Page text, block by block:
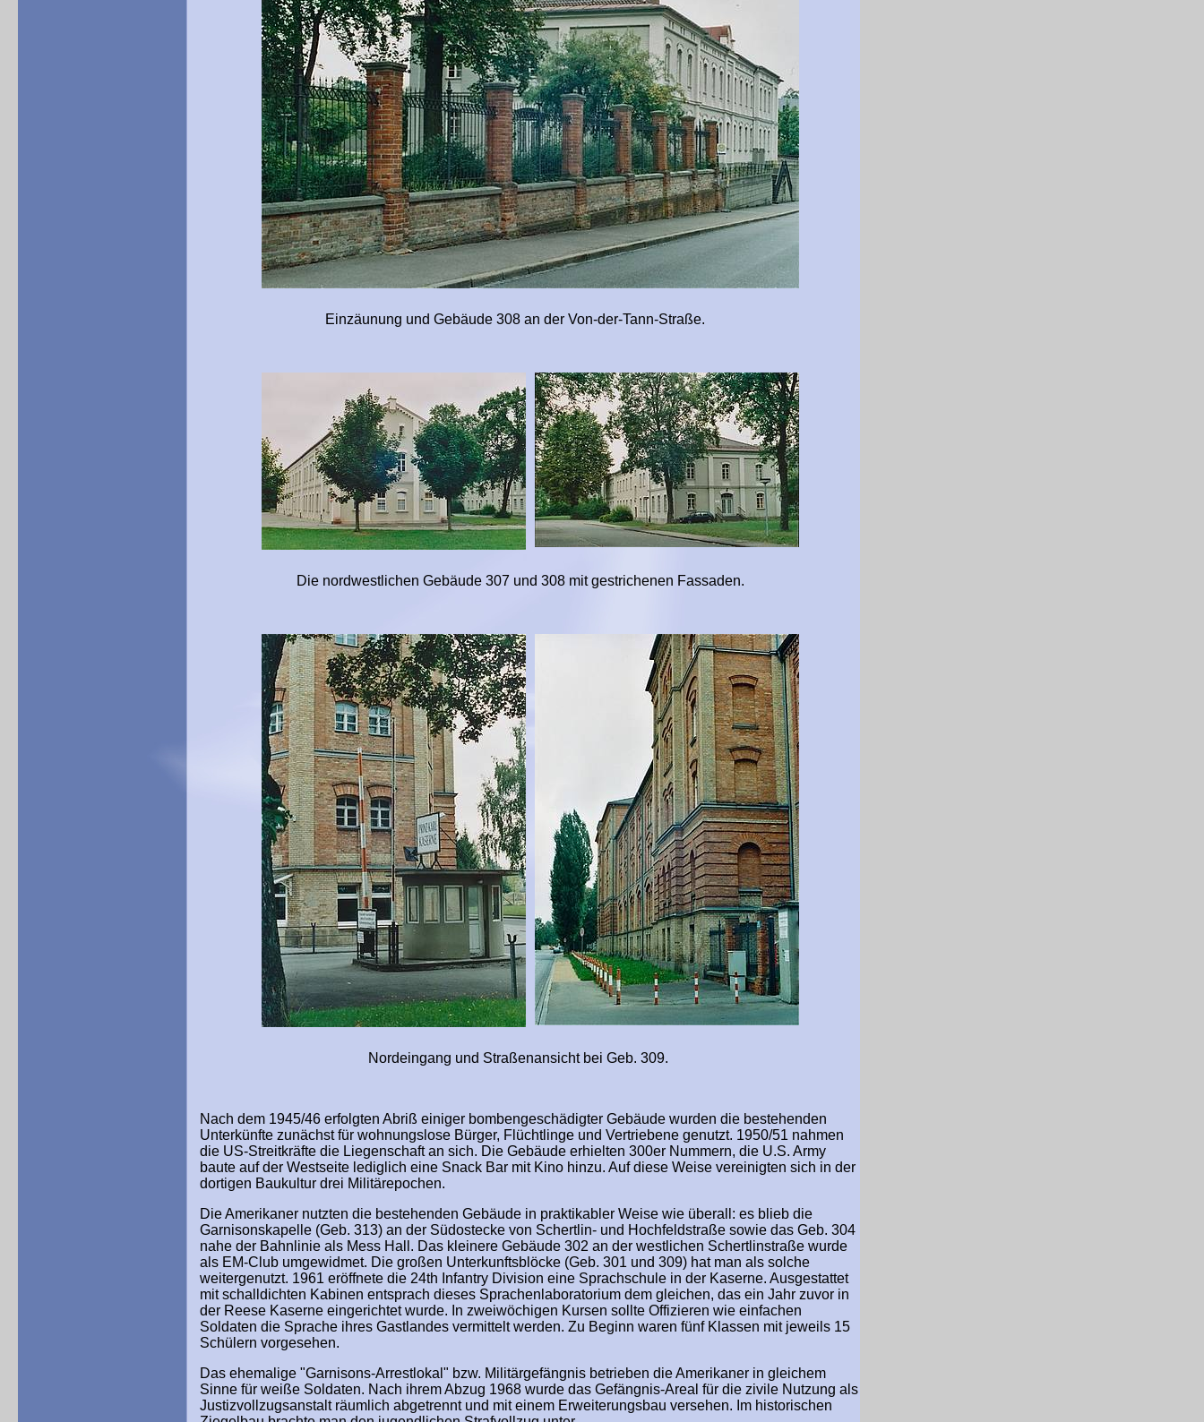
Einzäunung und Gebäude 308 an der Von-der-Tann-Straße.
Die nordwestlichen Gebäude 307 und 308 mit gestrichenen Fassaden.
Nordeingang und Straßenansicht bei Geb. 309.
Nach dem 1945/46 erfolgten Abriß einiger bombengeschädigter Gebäude wurden die bestehenden
Unterkünfte zunächst für wohnungslose Bürger, Flüchtlinge und Vertriebene genutzt. 1950/51 nahmen
die US-Streitkräfte die Liegenschaft an sich. Die Gebäude erhielten 300er Nummern, die U.S. Army
baute auf der Westseite lediglich eine Snack Bar mit Kino hinzu. Auf diese Weise vereinigten sich in der
dortigen Baukultur drei Militärepochen.
Die Amerikaner nutzten die bestehenden Gebäude in praktikabler Weise wie überall: es blieb die
Garnisonskapelle (Geb. 313) an der Südostecke von Schertlin- und Hochfeldstraße sowie das Geb. 304
nahe der Bahnlinie als Mess Hall. Das kleinere Gebäude 302 an der westlichen Schertlinstraße wurde
als EM-Club umgewidmet. Die großen Unterkunftsblöcke (Geb. 301 und 309) hat man als solche
weitergenutzt. 1961 eröffnete die 24th Infantry Division eine Sprachschule in der Kaserne. Ausgestattet
mit schalldichten Kabinen entsprach dieses Sprachenlaboratorium dem gleichen, das ein Jahr zuvor in
der Reese Kaserne eingerichtet wurde. In zweiwöchigen Kursen sollte Offizieren wie einfachen
Soldaten die Sprache ihres Gastlandes vermittelt werden. Zu Beginn waren fünf Klassen mit jeweils 15
Schülern vorgesehen.
Das ehemalige "Garnisons-Arrestlokal" bzw. Militärgefängnis betrieben die Amerikaner in gleichem
Sinne für weiße Soldaten. Nach ihrem Abzug 1968 wurde das Gefängnis-Areal für die zivile Nutzung als
Justizvollzugsanstalt räumlich abgetrennt und mit einem Erweiterungsbau versehen. Im historischen